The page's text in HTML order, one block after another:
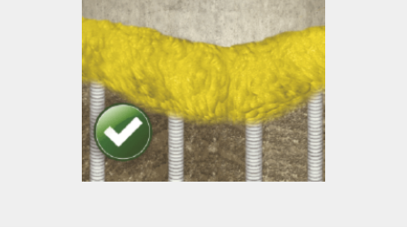
4
Fixação da parte superior da microestaca à fundação com
argamassa especial para união do metal e do concreto